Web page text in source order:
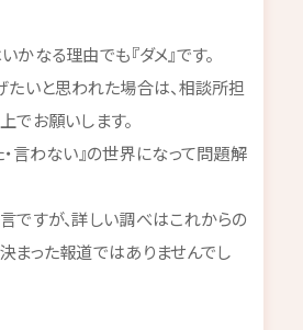
なる理由でも『ダメ』です。
たいと思われた場合は、相談所担
でお願いします。
言わない』の世界になって問題解
ですが、詳しい調べはこれからの
まった報道ではありませんでし